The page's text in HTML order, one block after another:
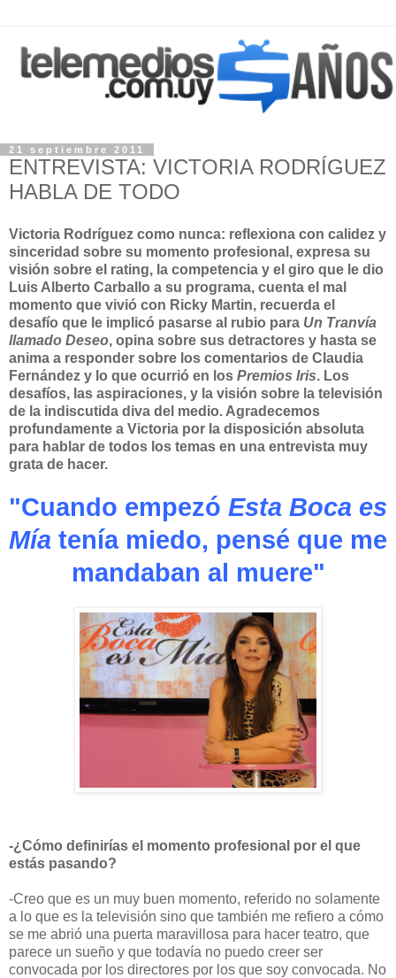
21 septiembre 2011
ENTREVISTA: VICTORIA RODRÍGUEZ
HABLA DE TODO
Victoria Rodríguez como nunca: reflexiona con calidez y
sinceridad sobre su momento profesional, expresa su
visión sobre el rating, la competencia y el giro que le dio
Luis Alberto Carballo a su programa, cuenta el mal
momento que vivió con Ricky Martin, recuerda el
desafío que le implicó pasarse al rubio para Un Tranvía
llamado Deseo, opina sobre sus detractores y hasta se
anima a responder sobre los comentarios de Claudia
Fernández y lo que ocurrió en los Premios Iris. Los
desafíos, las aspiraciones, y la visión sobre la televisión
de la indiscutida diva del medio. Agradecemos
profundamente a Victoria por la disposición absoluta
para hablar de todos los temas en una entrevista muy
grata de hacer.
"Cuando empezó Esta Boca es
Mía tenía miedo, pensé que me
mandaban al muere"
-¿Cómo definirías el momento profesional por el que
estás pasando?
-Creo que es un muy buen momento, referido no solamente
a lo que es la televisión sino que también me refiero a cómo
se me abrió una puerta maravillosa para hacer teatro, que
parece un sueño y que todavía no puedo creer ser
convocada por los directores por los que soy convocada. No